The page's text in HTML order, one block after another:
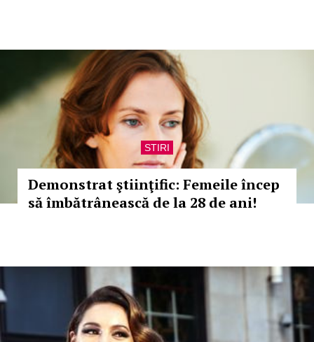
STIRI
Demonstrat ştiinţific: Femeile încep
să îmbătrânească de la 28 de ani!